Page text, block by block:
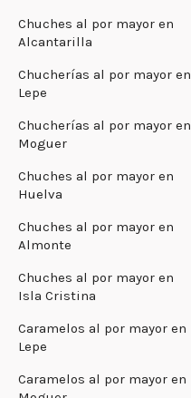
Chuches al por mayor en
Alcantarilla
Chucherías al por mayor en
Lepe
Chucherías al por mayor en
Moguer
Chuches al por mayor en
Huelva
Chuches al por mayor en
Almonte
Chuches al por mayor en
Isla Cristina
Caramelos al por mayor en
Lepe
Caramelos al por mayor en